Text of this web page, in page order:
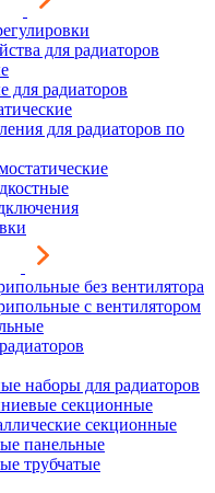
для радиаторов
для радиаторов
для радиаторов по
без вентилятора
с вентилятором
наборы для радиаторов
секционные
секционные
панельные
трубчатые